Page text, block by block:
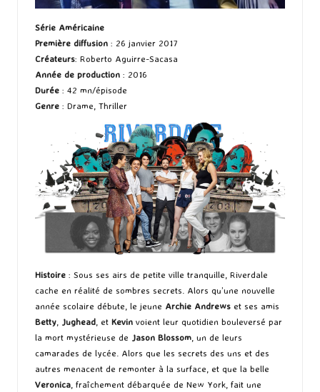
Série Américaine
Première diffusion : 26 janvier 2017
Créateurs: Roberto Aguirre-Sacasa
Année de production : 2016
Durée : 42 mn/épisode
Genre : Drame, Thriller
Histoire : Sous ses airs de petite ville tranquille, Riverdale
cache en réalité de sombres secrets. Alors qu’une nouvelle
année scolaire débute, le jeune Archie Andrews et ses amis
Betty
Jughead , et Kevin voient leur quotidien bouleversé par
la mort mystérieuse de Jason Blossom , un de leurs
camarades de lycée. Alors que les secrets des uns et des
autres menacent de remonter à la surface, et que la belle
Veronica , fraîchement débarquée de New York, fait une